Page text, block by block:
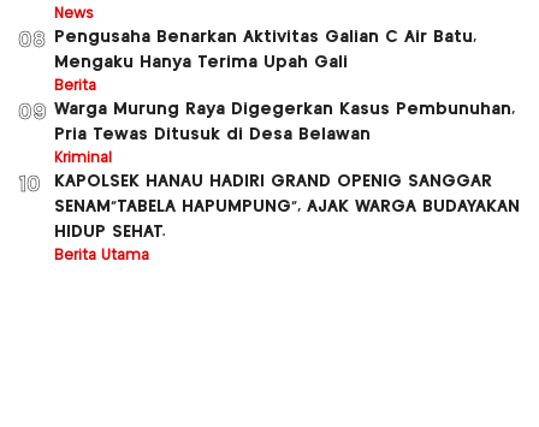
News
08
Pengusaha Benarkan Aktivitas Galian C Air Batu,
Mengaku Hanya Terima Upah Gali
Berita
09 Warga Murung Raya Digegerkan Kasus Pembunuhan,
Pria Tewas Ditusuk di Desa Belawan
Kriminal
10
KAPOLSEK HANAU HADIRI GRAND OPENIG SANGGAR
SENAM”TABELA HAPUMPUNG”, AJAK WARGA BUDAYAKAN
HIDUP SEHAT.
Berita Utama